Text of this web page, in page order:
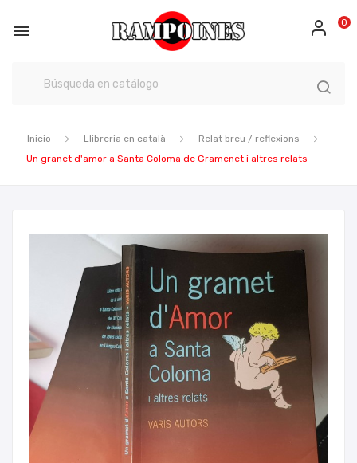
 0
Inicio Llibreria en català
Relat breu / reflexions
Un granet d'amor a Santa Coloma de Gramenet i altres relats